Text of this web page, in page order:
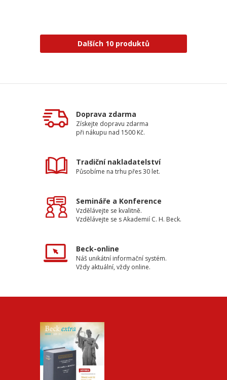
Dalších 10 produktů
Doprava zdarma
Získejte dopravu zdarma
při nákupu nad 1500 Kč.
Tradiční nakladatelství
Působíme na trhu přes 30 let.
Semináře a Konference
Vzdělávejte se kvalitně.
Vzdělávejte se s Akademií C. H. Beck.
Beck-online
Náš unikátní informační systém.
Vždy aktuální, vždy online.